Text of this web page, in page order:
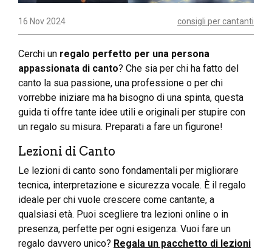
16 Nov 2024 consigli per cantanti
Cerchi un regalo perfetto per una persona
appassionata di canto? Che sia per chi ha fatto del
canto la sua passione, una professione o per chi
vorrebbe iniziare ma ha bisogno di una spinta, questa
guida ti offre tante idee utili e originali per stupire con
un regalo su misura. Preparati a fare un figurone!
Lezioni di Canto
Le lezioni di canto sono fondamentali per migliorare
tecnica, interpretazione e sicurezza vocale. È il regalo
ideale per chi vuole crescere come cantante, a
qualsiasi età. Puoi scegliere tra lezioni online o in
presenza, perfette per ogni esigenza. Vuoi fare un
regalo davvero unico? Regala un pacchetto di lezioni